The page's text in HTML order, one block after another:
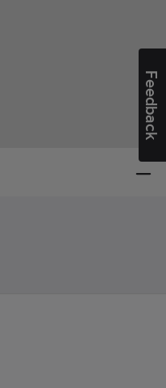
Feedback